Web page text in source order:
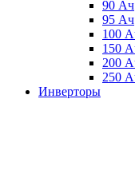
90 Ач
95 Ач
100
150
200
250
Инверторы